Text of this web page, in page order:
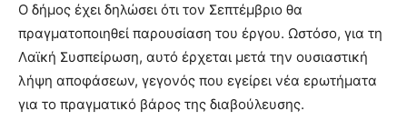
Ο δήμος έχει δηλώσει ότι τον Σεπτέμβριο θα
πραγματοποιηθεί παρουσίαση του έργου. Ωστόσο, για τη
Λαϊκή Συσπείρωση, αυτό έρχεται μετά την ουσιαστική
λήψη αποφάσεων, γεγονός που εγείρει νέα ερωτήματα
για το πραγματικό βάρος της διαβούλευσης.